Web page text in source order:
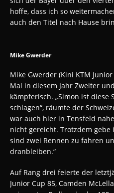
hoffe, dass ich so
auch den Titel nach Hause
Mike Gwerder
Mike Gwerder (Kini KTM
Mal in diesem Jahr Zweiter
kämpferisch. „Simon ist diese
schlagen“, räumte der
war auch hier in Tensfeld
nicht gereicht. Trotzdem
sind zwei Rennen zu fahren
dranbleiben.“
Auf Rang drei feierte der
Junior Cup 85, Camden